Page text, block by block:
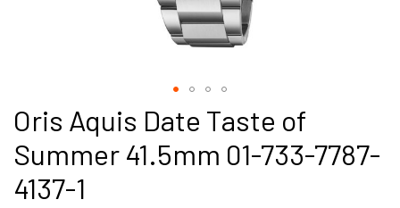
Skip
to
the
beginning
of
the
Oris Aquis Date Taste of
Summer 41.5mm 01-733-7787-
4137-1